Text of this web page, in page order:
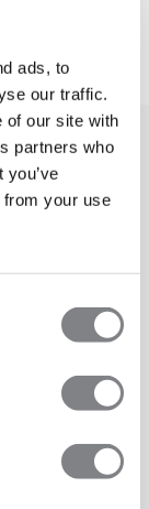
ads, to
our traffic.
of our site with
partners who
from your use